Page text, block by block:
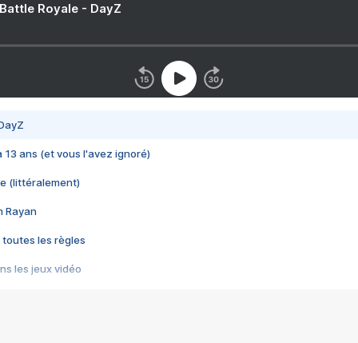
Royale - DayZ
13 ans (et vous l'avez ignoré)
(littéralement)
Rayan
toutes les règles
les jeux vidéo